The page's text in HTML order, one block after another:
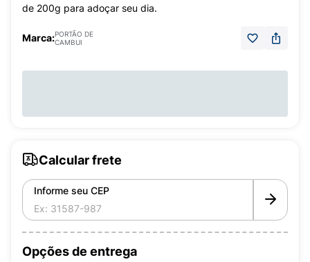
de 200g para adoçar seu dia.
Marca:PORTÃO DE
CAMBUI
Calcular frete
Informe seu CEP
Opções de entrega